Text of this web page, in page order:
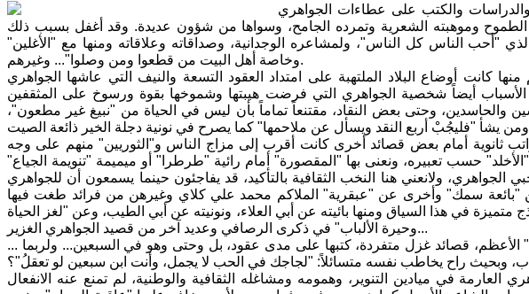
والكتب على عطاءات الجواهري
الطموح وموهبته الشعرية وتمرده الجامح، وسواها من شؤون عديدة. وقد أغفل بسبب ذلك
"أحب الناس كل الناس"، ولمشاعره الوجدانية، وصداقاته وعلاقاته ومنها مع "الأغلين"
وخاصة أهل البيت من قطعوا ومن وصلوا"... وغيرهم.
كانت أوضاع البلاد الملتهبة على امتداد العقود التسعة والنيف التي عاشها الجواهري
الأسباب أيضاً شخصية الجواهري التي فرضت هيبتها وشموخها بقوة ورسوخ على المثقفين
والحاسدين، وحتى بعض النقاد، مقتنعاً تماماً بأن ليس في الحياة من "نبيغ غير مطعون"،
ثانوية أمام بعض قصائد أخرى كانت أقرب إلى مزاج الناس و"الثوريين" منهم على وجه
حسب تعبيره، ونعنى بها "المقصورة" أمام رائية "طرطرا" أو ميميمة "تنويمة الجياع"
الجواهري، ولانعني هنا النخب الثقافية بالتأكيد، قد يفاجئون حينما يسمعون أن للجواهري
"بائعة سمك" وأخرى عن "عبقرية" الملاكم محمد علي كلاي وغيرهن من فرائد طغت فيها
في هذا السياق ومنها بائيته عن أبي العلاء، ونونيته عن أبي الطيب، وعن "لغز الحياة
وحيرة الألباب" في ذكرى الرصافي وعديد آخر من قصيد الجواهري الغزير...
... ثم قد لا يصدق الكثيرون أن لشاعرهم الوطني، بل و"الثوري" الأعظم، قصائد غزل متفردة، كتبها على مدى عقود، بل وحتى وهو في السبعين... ولربما
العارمة في ميادين التنوير، وهمومه ومشاغله الثقافية والوطنية، لم تمنع عنه الانفعال